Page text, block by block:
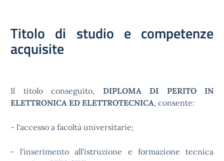
Titolo di studio e competenze
acquisite
Il titolo conseguito, DIPLOMA DI PERITO IN
ELETTRONICA ED ELETTROTECNICA, consente:
- l'accesso a facoltà universitarie;
- l'inserimento all'istruzione e formazione tecnica